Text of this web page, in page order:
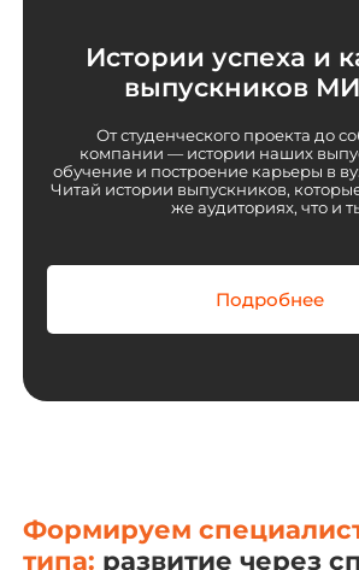
Истории успеха и
выпускников
От студенческого проекта до
компании — истории наших
обучение и построение карьеры в
Читай истории выпускников,
же аудиториях, что и
Подробнее
Формируем
типа: развитие через